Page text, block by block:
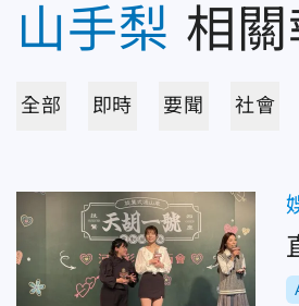
山手梨 相
全部 即時 要聞 社會